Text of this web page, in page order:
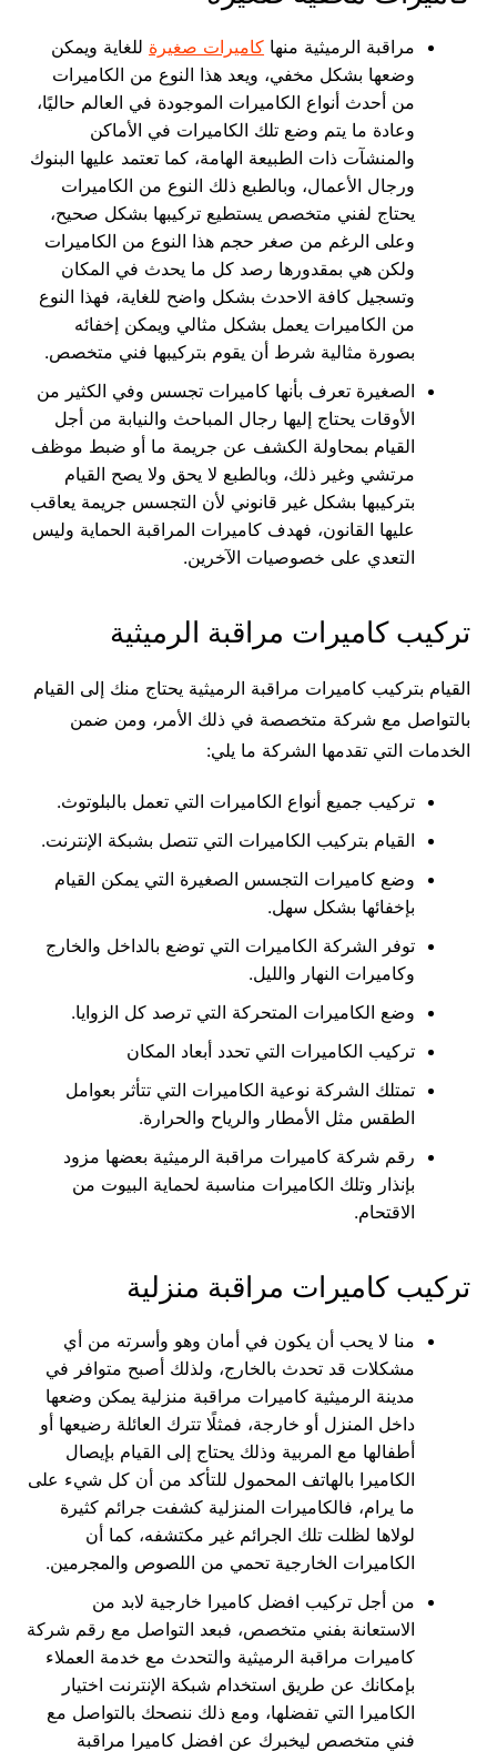
مراقبة الرميثية منها كاميرات صغيرة للغاية ويمكن
وضعها بشكل مخفي، ويعد هذا النوع من الكاميرات
من أحدث أنواع الكاميرات الموجودة في العالم حاليًا،
وعادة ما يتم وضع تلك الكاميرات في الأماكن
والمنشآت ذات الطبيعة الهامة، كما تعتمد عليها البنوك
ورجال الأعمال، وبالطبع ذلك النوع من الكاميرات
يحتاج لفني متخصص يستطيع تركيبها بشكل صحيح،
وعلى الرغم من صغر حجم هذا النوع من الكاميرات
ولكن هي بمقدورها رصد كل ما يحدث في المكان
وتسجيل كافة الاحدث بشكل واضح للغاية، فهذا النوع
من الكاميرات يعمل بشكل مثالي ويمكن إخفائه
بصورة مثالية شرط أن يقوم بتركيبها فني متخصص.
الصغيرة تعرف بأنها كاميرات تجسس وفي الكثير من
الأوقات يحتاج إليها رجال المباحث والنيابة من أجل
القيام بمحاولة الكشف عن جريمة ما أو ضبط موظف
مرتشي وغير ذلك، وبالطبع لا يحق ولا يصح القيام
بتركيبها بشكل غير قانوني لأن التجسس جريمة يعاقب
عليها القانون، فهدف كاميرات المراقبة الحماية وليس
التعدي على خصوصيات الآخرين.
تركيب كاميرات مراقبة الرميثية
القيام بتركيب كاميرات مراقبة الرميثية يحتاج منك إلى القيام
بالتواصل مع شركة متخصصة في ذلك الأمر، ومن ضمن
الخدمات التي تقدمها الشركة ما يلي:
تركيب جميع أنواع الكاميرات التي تعمل بالبلوتوث.
القيام بتركيب الكاميرات التي تتصل بشبكة الإنترنت.
وضع كاميرات التجسس الصغيرة التي يمكن القيام
بإخفائها بشكل سهل.
توفر الشركة الكاميرات التي توضع بالداخل والخارج
وكاميرات النهار والليل.
وضع الكاميرات المتحركة التي ترصد كل الزوايا.
تركيب الكاميرات التي تحدد أبعاد المكان
تمتلك الشركة نوعية الكاميرات التي تتأثر بعوامل
الطقس مثل الأمطار والرياح والحرارة.
رقم شركة كاميرات مراقبة الرميثية بعضها مزود
بإنذار وتلك الكاميرات مناسبة لحماية البيوت من
الاقتحام.
تركيب كاميرات مراقبة منزلية
منا لا يحب أن يكون في أمان وهو وأسرته من أي
مشكلات قد تحدث بالخارج، ولذلك أصبح متوافر في
مدينة الرميثية كاميرات مراقبة منزلية يمكن وضعها
داخل المنزل أو خارجة، فمثلًا تترك العائلة رضيعها أو
أطفالها مع المربية وذلك يحتاج إلى القيام بإيصال
الكاميرا بالهاتف المحمول للتأكد من أن كل شيء على
ما يرام، فالكاميرات المنزلية كشفت جرائم كثيرة
لولاها لظلت تلك الجرائم غير مكتشفه، كما أن
الكاميرات الخارجية تحمي من اللصوص والمجرمين.
من أجل تركيب افضل كاميرا خارجية لابد من
الاستعانة بفني متخصص، فبعد التواصل مع رقم شركة
كاميرات مراقبة الرميثية والتحدث مع خدمة العملاء
بإمكانك عن طريق استخدام شبكة الإنترنت اختيار
الكاميرا التي تفضلها، ومع ذلك ننصحك بالتواصل مع
فني متخصص ليخبرك عن افضل كاميرا مراقبة